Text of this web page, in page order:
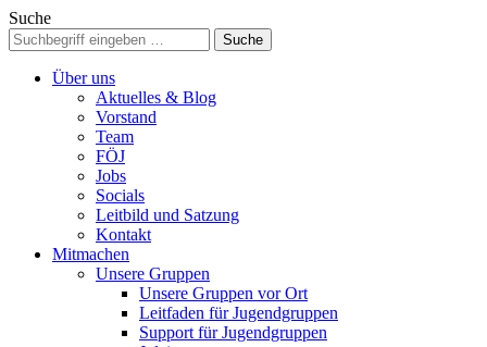
Suche
Über uns
Aktuelles & Blog
Vorstand
Team
FÖJ
Jobs
Socials
Leitbild und Satzung
Kontakt
Mitmachen
Unsere Gruppen
Unsere Gruppen vor Ort
Leitfaden für Jugendgruppen
Support für Jugendgruppen